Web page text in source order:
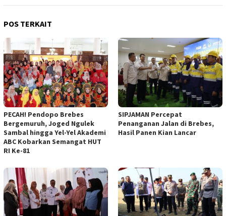
POS TERKAIT
PECAH! Pendopo Brebes
Bergemuruh, Joged Ngulek
Sambal hingga Yel-Yel Akademi
ABC Kobarkan Semangat HUT
RI Ke-81
SIPJAMAN Percepat
Penanganan Jalan di Brebes,
Hasil Panen Kian Lancar